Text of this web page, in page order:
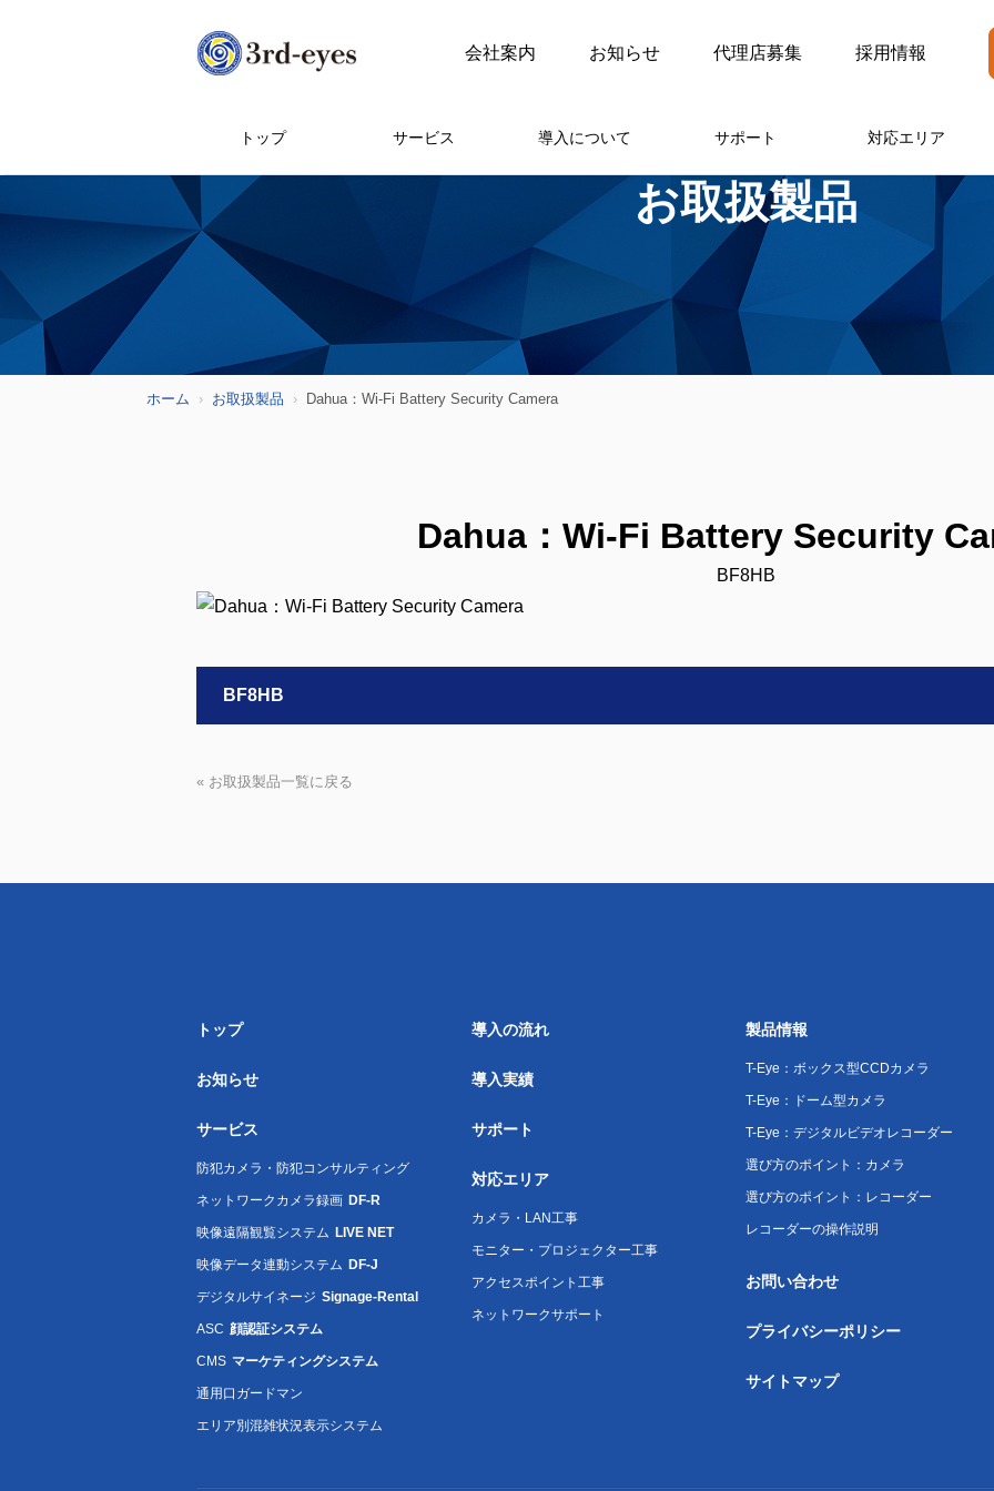
会社案内 お知らせ 代理店募集 採用情報
トップ サービス 導入について サポート 対応エリア
お取扱製品
ホーム お取扱製品 Dahua：Wi-Fi Battery Security Camera
Dahua：Wi-Fi Battery Security
BF8HB
BF8HB
« お取扱製品一覧に戻る
トップ
お知らせ
サービス
防犯カメラ・防犯コンサルティング
ネットワークカメラ録画 DF-R
映像遠隔観覧システム LIVE NET
映像データ連動システム DF-J
デジタルサイネージ Signage-Rental
ASC 顔認証システム
CMS マーケティングシステム
通用口ガードマン
エリア別混雑状況表示システム
導入の流れ
導入実績
サポート
対応エリア
カメラ・LAN工事
モニター・プロジェクター工事
アクセスポイント工事
ネットワークサポート
製品情報
T-Eye：ボックス型CCDカメラ
T-Eye：ドーム型カメラ
T-Eye：デジタルビデオレコーダー
選び方のポイント：カメラ
選び方のポイント：レコーダー
レコーダーの操作説明
お問い合わせ
プライバシーポリシー
サイトマップ